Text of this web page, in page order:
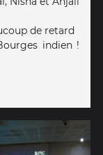
de retard
indien !